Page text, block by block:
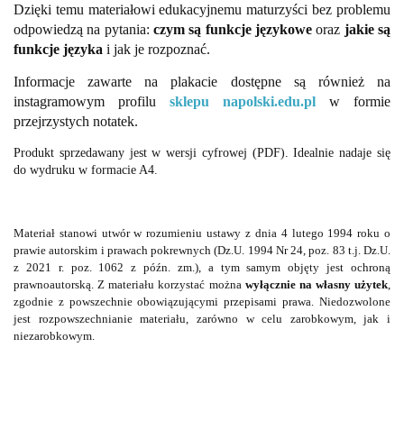
Dzięki temu materiałowi edukacyjnemu maturzyści bez problemu
odpowiedzą na pytania: czym są funkcje językowe oraz jakie są
funkcje języka i jak je rozpoznać.
Informacje zawarte na plakacie dostępne są również na
instagramowym profilu sklepu napolski.edu.pl w formie
przejrzystych notatek.
Produkt sprzedawany jest w wersji cyfrowej (PDF). Idealnie nadaje się
do wydruku w formacie A4.
Materiał stanowi utwór w rozumieniu ustawy z dnia 4 lutego 1994 roku o
prawie autorskim i prawach pokrewnych (Dz.U. 1994 Nr 24, poz. 83 t.j. Dz.U.
z 2021 r. poz. 1062 z późn. zm.), a tym samym objęty jest ochroną
prawnoautorską. Z materiału korzystać można wyłącznie na własny użytek
zgodnie z powszechnie obowiązującymi przepisami prawa. Niedozwolone
jest rozpowszechnianie materiału, zarówno w celu zarobkowym, jak i
niezarobkowym.